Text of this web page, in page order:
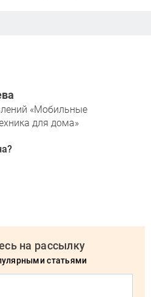
«Мобильные
для дома»
на рассылку
статьями